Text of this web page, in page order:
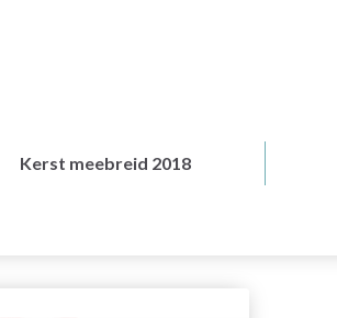
Kerst meebreid 2018